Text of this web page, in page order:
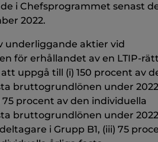
i Chefsprogrammet senast
2022.
underliggande aktier vid
för erhållandet av en LTIP-
uppgå till (i) 150 procent av
bruttogrundlönen under 2022
75 procent av den individuella
bruttogrundlönen under 2022
i Grupp B1, (iii) 75